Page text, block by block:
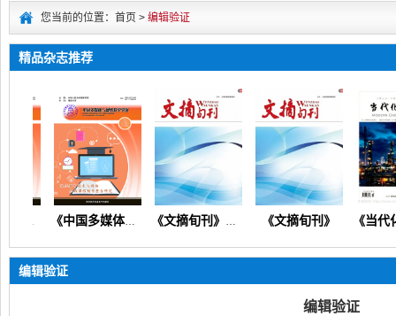
您当前的位置：首页 > 编辑验证
精品杂志推荐
《中国多媒体与网络教学学报》 《文摘旬刊》（教育创新思政德育教学教研课程改革） 《文摘旬刊》
编辑验证
编辑验证